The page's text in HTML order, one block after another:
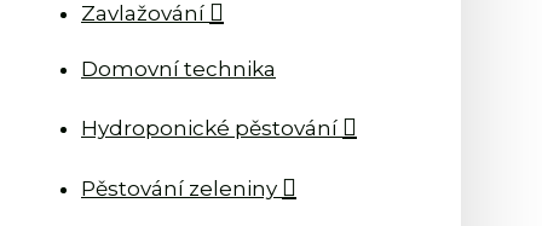
Zavlažování
Domovní technika
Hydroponické pěstování
Pěstování zeleniny